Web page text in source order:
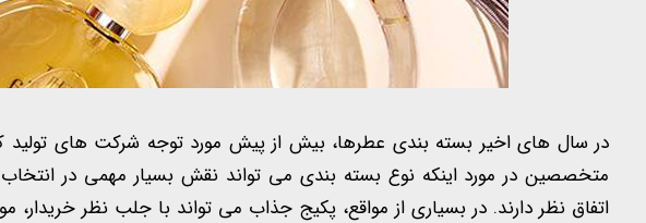
در سال های اخیر بسته بندی عطرها، بیش از پیش مورد توجه شرکت های تولید
متخصصین در مورد اینکه نوع بسته بندی می تواند نقش بسیار مهمی در
اتفاق نظر دارند. در بسیاری از مواقع، پکیج جذاب می تواند با جلب نظر